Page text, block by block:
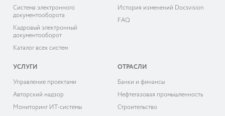
Система электронного
документооборота
Кадровый электронный
документооборот
Каталог всех систем
История изменений Docsvision
FAQ
УСЛУГИ
Управление проектами
Авторский надзор
Мониторинг ИТ-системы
ОТРАСЛИ
Банки и финансы
Нефтегазовая промышленность
Строительство